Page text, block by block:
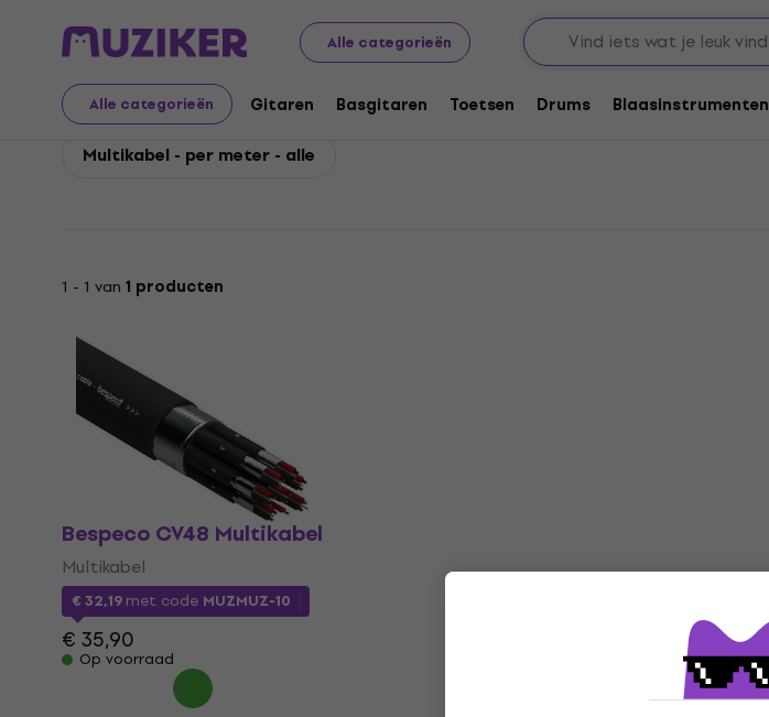
Alle categorieën
Alle categorieën Gitaren Basgitaren Toetsen Drums Blaasinstrumenten
Bespeco Accessoires Kabels, connectoren en verloopstukken
Bespeco Multikabel - per meter
Multikabel - per meter - alle
1 - 1 van 1 producten
Bespeco CV48 Multikabel
Multikabel
€ 32,19met code MUZMUZ-10
€ 35,90
Op voorraad